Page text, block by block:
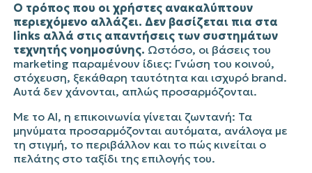
Ο τρόπος που οι χρήστες ανακαλύπτουν
περιεχόμενο αλλάζει. Δεν βασίζεται πια στα
links αλλά στις απαντήσεις των συστημάτων
τεχνητής νοημοσύνης. Ωστόσο, οι βάσεις του
marketing παραμένουν ίδιες: Γνώση του κοινού,
στόχευση, ξεκάθαρη ταυτότητα και ισχυρό brand.
Αυτά δεν χάνονται, απλώς προσαρμόζονται.
Με το AI, η επικοινωνία γίνεται ζωντανή: Τα
μηνύματα προσαρμόζονται αυτόματα, ανάλογα με
τη στιγμή, το περιβάλλον και το πώς κινείται ο
πελάτης στο ταξίδι της επιλογής του.